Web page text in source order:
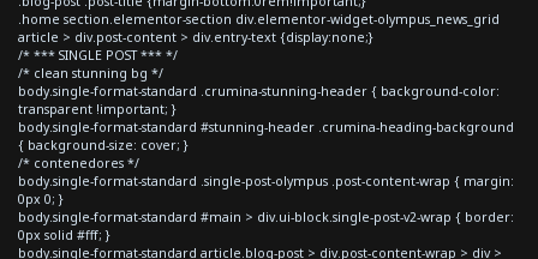
.home section.elementor-section div.elementor-widget-olympus_news_grid
article > div.post-content > div.entry-text {display:none;}
/* *** SINGLE POST *** */
/* clean stunning bg */
body.single-format-standard .crumina-stunning-header { background-color:
transparent !important; }
body.single-format-standard #stunning-header .crumina-heading-background
{ background-size: cover; }
/* contenedores */
body.single-format-standard .single-post-olympus .post-content-wrap { margin:
0px 0; }
body.single-format-standard #main > div.ui-block.single-post-v2-wrap { border:
0px solid #fff; }
body.single-format-standard article.blog-post > div.post-content-wrap > div >